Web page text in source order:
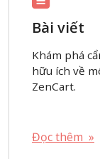
Bài viết
Khám phá
hữu ích về
ZenCart.
Đọc thêm »